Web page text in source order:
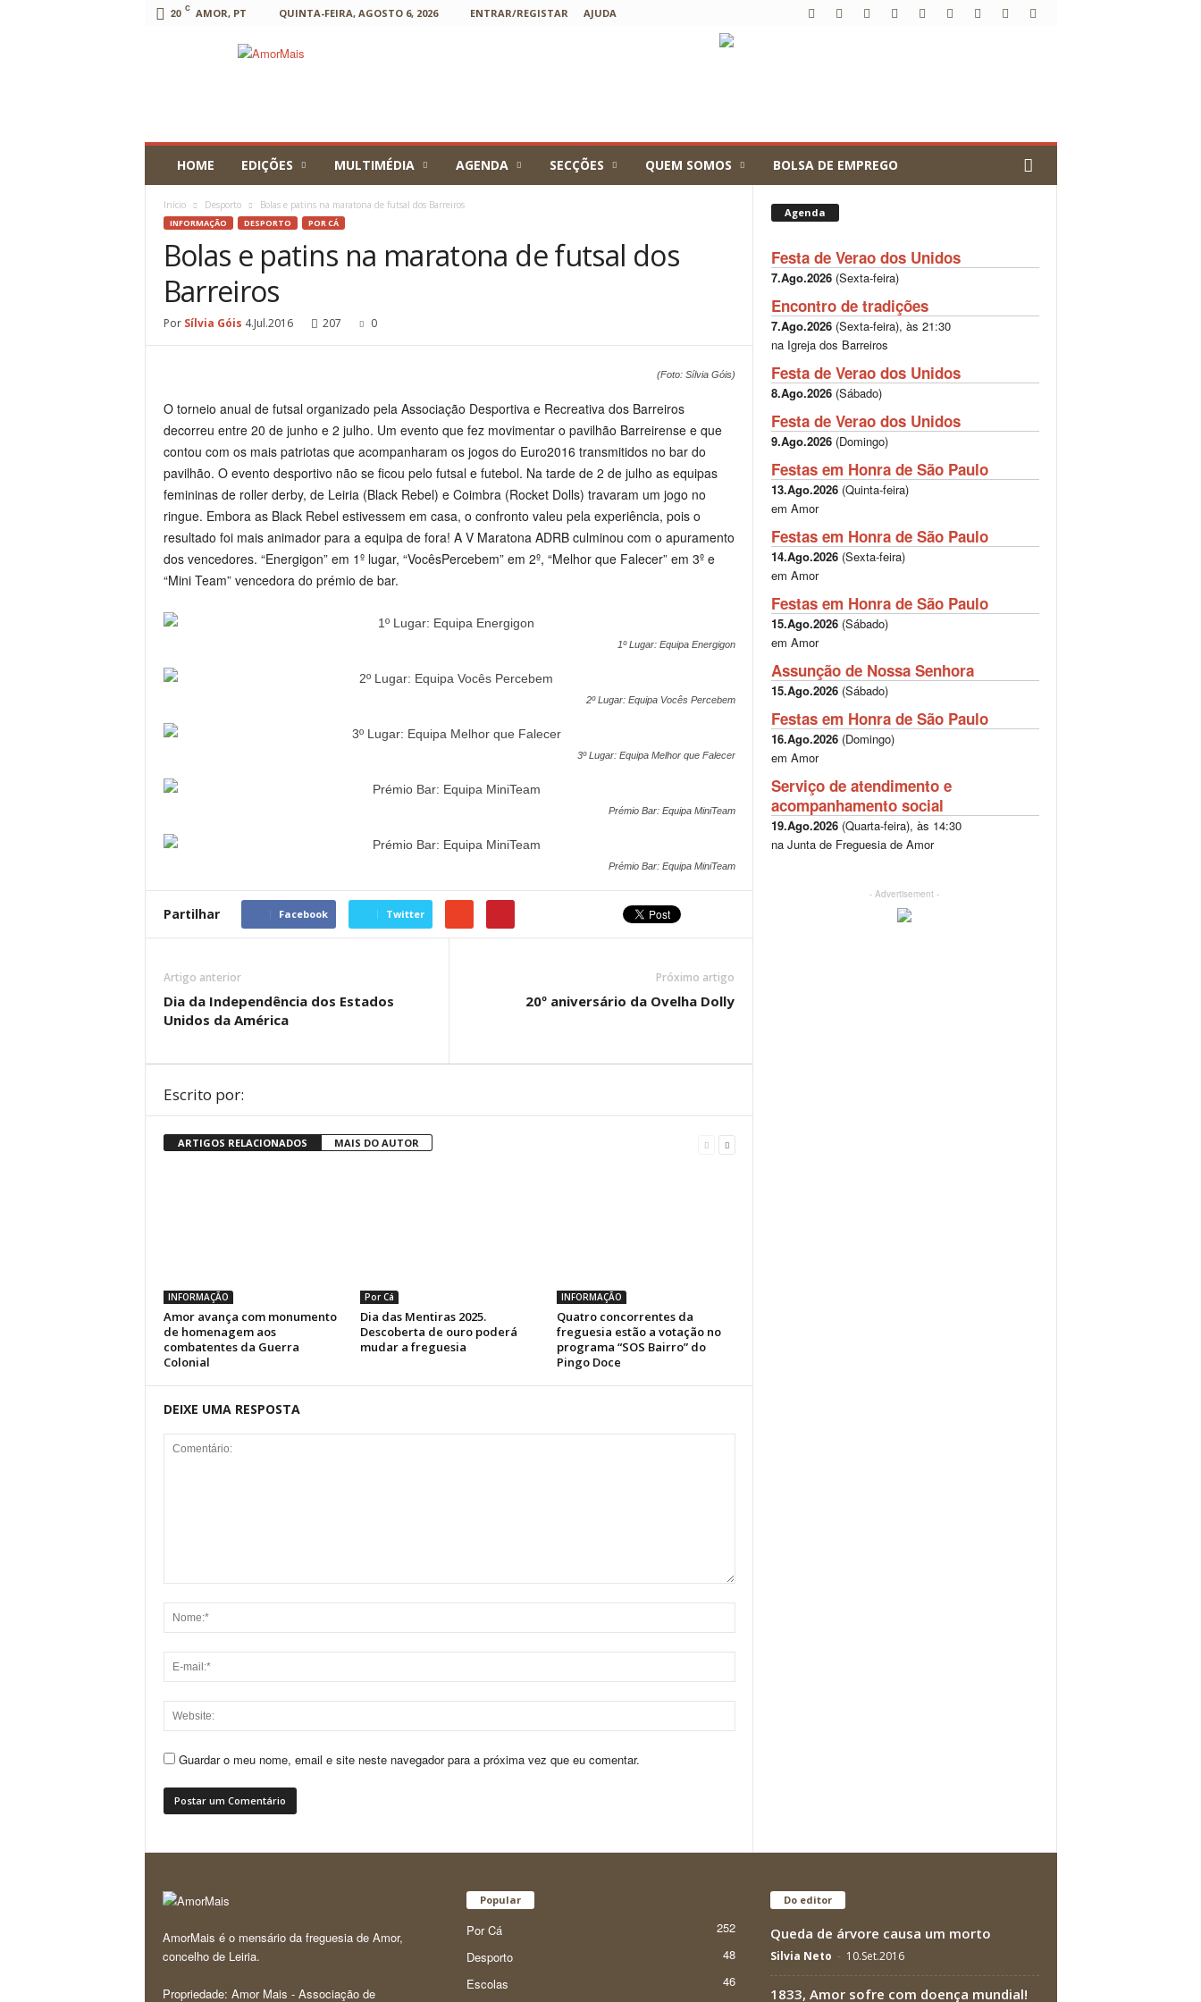
20 C AMOR, PT QUINTA-FEIRA, AGOSTO 6, 2026 ENTRAR/REGISTAR AJUDA
HOME EDIÇÕES MULTIMÉDIA AGENDA SECÇÕES QUEM SOMOS BOLSA DE EMPREGO
Início Desporto Bolas e patins na maratona de futsal dos Barreiros
INFORMAÇÃO DESPORTO POR CÁ
Bolas e patins na maratona de futsal dos
Barreiros
Por Sílvia Góis 4.Jul.2016 207 0
(Foto: Sílvia Góis)
O torneio anual de futsal organizado pela Associação Desportiva e Recreativa dos Barreiros
decorreu entre 20 de junho e 2 julho. Um evento que fez movimentar o pavilhão Barreirense e que
contou com os mais patriotas que acompanharam os jogos do Euro2016 transmitidos no bar do
pavilhão. O evento desportivo não se ficou pelo futsal e futebol. Na tarde de 2 de julho as equipas
femininas de roller derby, de Leiria (Black Rebel) e Coimbra (Rocket Dolls) travaram um jogo no
ringue. Embora as Black Rebel estivessem em casa, o confronto valeu pela experiência, pois o
resultado foi mais animador para a equipa de fora! A V Maratona ADRB culminou com o apuramento
dos vencedores. “Energigon” em 1º lugar, “VocêsPercebem” em 2º, “Melhor que Falecer” em 3º e
“Mini Team” vencedora do prémio de bar.
1º Lugar: Equipa Energigon
2º Lugar: Equipa Vocês Percebem
3º Lugar: Equipa Melhor que Falecer
Prémio Bar: Equipa MiniTeam
Prémio Bar: Equipa MiniTeam
Partilhar Facebook Twitter
Artigo anterior
Dia da Independência dos Estados
Unidos da América
Próximo artigo
20º aniversário da Ovelha Dolly
Escrito por:
ARTIGOS RELACIONADOS MAIS DO AUTOR
INFORMAÇÃO
Amor avança com monumento
de homenagem aos
combatentes da Guerra
Colonial
Por Cá
Dia das Mentiras 2025.
Descoberta de ouro poderá
mudar a freguesia
INFORMAÇÃO
Quatro concorrentes da
freguesia estão a votação no
programa “SOS Bairro” do
Pingo Doce
DEIXE UMA RESPOSTA
Guardar o meu nome, email e site neste navegador para a próxima vez que eu comentar.
Agenda
Festa de Verao dos Unidos
7.Ago.2026(Sexta-feira)
Encontro de tradições
7.Ago.2026(Sexta-feira), às 21:30
na Igreja dos Barreiros
Festa de Verao dos Unidos
8.Ago.2026(Sábado)
Festa de Verao dos Unidos
9.Ago.2026(Domingo)
Festas em Honra de São Paulo
13.Ago.2026(Quinta-feira)
em Amor
Festas em Honra de São Paulo
14.Ago.2026(Sexta-feira)
em Amor
Festas em Honra de São Paulo
15.Ago.2026(Sábado)
em Amor
Assunção de Nossa Senhora
15.Ago.2026(Sábado)
Festas em Honra de São Paulo
16.Ago.2026(Domingo)
em Amor
Serviço de atendimento e
acompanhamento social
19.Ago.2026(Quarta-feira), às 14:30
na Junta de Freguesia de Amor
- Advertisement -
AmorMais é o mensário da freguesia de Amor,
concelho de Leiria.
Propriedade: Amor Mais - Associação de
Popular
Por Cá
252
Desporto
48
Escolas
46
Do editor
Queda de árvore causa um morto
Silvia Neto - 10.Set.2016
1833, Amor sofre com doença mundial!